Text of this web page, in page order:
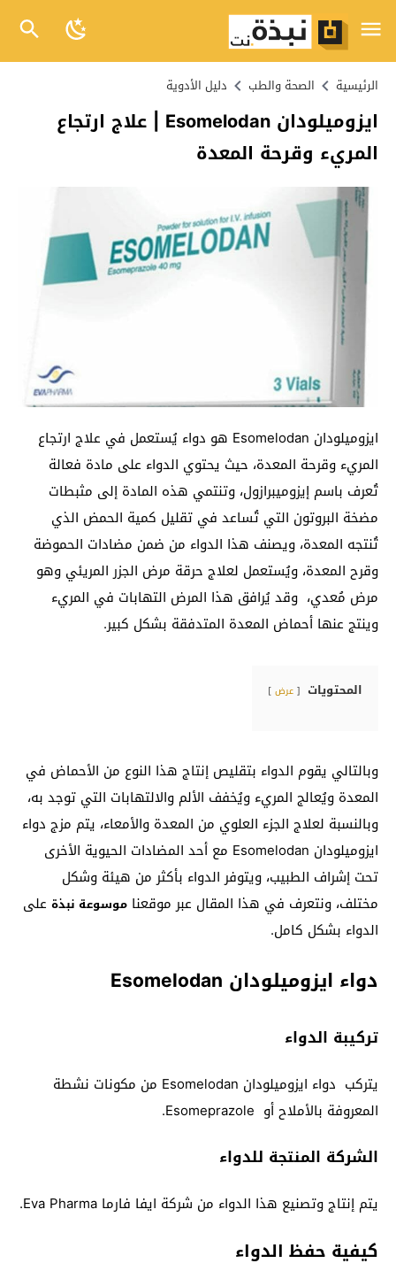
الرئيسية الصحة والطب دليل الأدوية
ايزوميلودان Esomelodan | علاج ارتجاع
المريء وقرحة المعدة
ايزوميلودان Esomelodan هو دواء يُستعمل في علاج ارتجاع
المريء وقرحة المعدة، حيث يحتوي الدواء على مادة فعالة
تُعرف باسم إيزوميبرازول، وتنتمي هذه المادة إلى مثبطات
مضخة البروتون التي تُساعد في تقليل كمية الحمض الذي
تُنتجه المعدة، ويصنف هذا الدواء من ضمن مضادات الحموضة
وقرح المعدة، ويُستعمل لعلاج حرقة مرض الجزر المريئي وهو
مرض مُعدي، وقد يُرافق هذا المرض التهابات في المريء
وينتج عنها أحماض المعدة المتدفقة بشكل كبير.
المحتويات عرض
وبالتالي يقوم الدواء بتقليص إنتاج هذا النوع من الأحماض في
المعدة ويُعالج المريء ويُخفف الألم والالتهابات التي توجد به،
وبالنسبة لعلاج الجزء العلوي من المعدة والأمعاء، يتم مزج دواء
ايزوميلودان Esomelodan مع أحد المضادات الحيوية الأخرى
تحت إشراف الطبيب، ويتوفر الدواء بأكثر من هيئة وشكل
مختلف، ونتعرف في هذا المقال عبر موقعنا موسوعة نبذة على
الدواء بشكل كامل.
دواء ايزوميلودان Esomelodan
تركيبة الدواء
يتركب دواء ايزوميلودان Esomelodan من مكونات نشطة
المعروفة بالأملاح أو Esomeprazole.
الشركة المنتجة للدواء
يتم إنتاج وتصنيع هذا الدواء من شركة ايفا فارما Eva Pharma.
كيفية حفظ الدواء